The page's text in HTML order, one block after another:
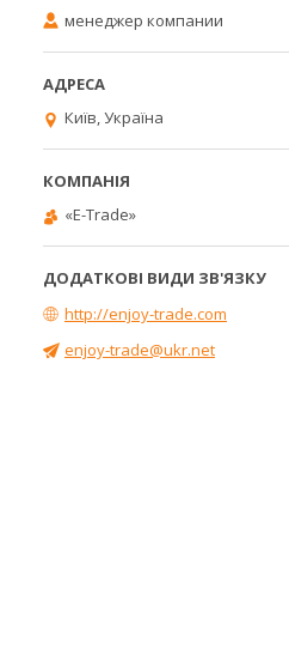
менеджер компании
Київ, Україна
«E-Trade»
http://enjoy-trade.com
enjoy-trade@ukr.net